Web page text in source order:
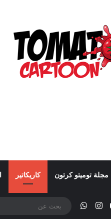
مجلة توميتو كرتون كاريكاتير
‫YouTube
انستقرامواتساب